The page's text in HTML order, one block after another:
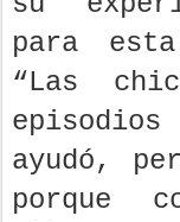
para
“Las
ayudó,
porque